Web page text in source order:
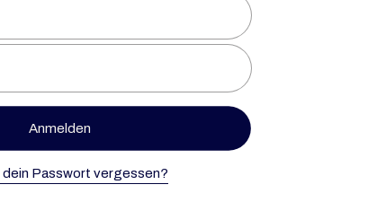
Anmelden
dein Passwort vergessen?